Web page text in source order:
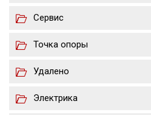
Сервис
Точка опоры
Удалено
Электрика